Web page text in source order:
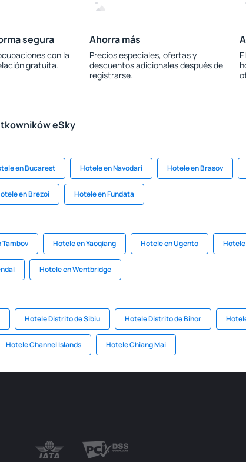
segura
con la
gratuita.
Ahorra más
Precios especiales, ofertas y
descuentos adicionales después de
registrarse.
eSky
en Bucarest Hotele en Navodari Hotele en Brasov
en Brezoi Hotele en Fundata
Tambov Hotele en Yaoqiang Hotele en Ugento Hotele
Hotele en Wentbridge
Hotele Distrito de Sibiu Hotele Distrito de Bihor
Hotele Channel Islands Hotele Chiang Mai